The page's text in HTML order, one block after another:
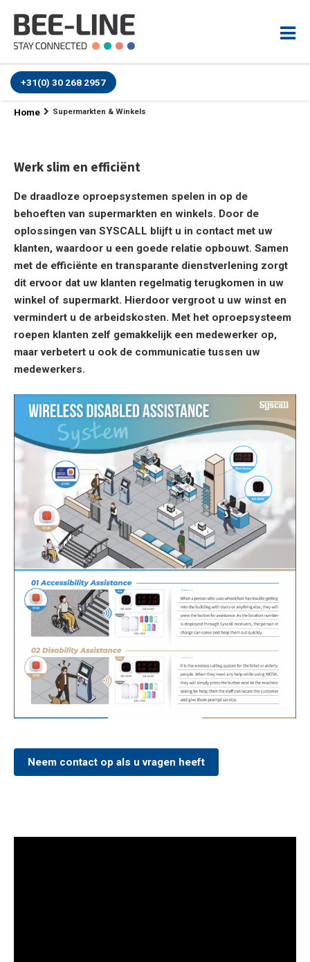
+31(0) 30 268 2957
Home Supermarkten & Winkels
Werk slim en efficiënt
De draadloze oproepsystemen spelen in op de
behoeften van supermarkten en winkels. Door de
oplossingen van SYSCALL blijft u in contact met uw
klanten, waardoor u een goede relatie opbouwt. Samen
met de efficiënte en transparante dienstverlening zorgt
dit ervoor dat uw klanten regelmatig terugkomen in uw
winkel of supermarkt. Hierdoor vergroot u uw winst en
vermindert u de arbeidskosten. Met het oproepsysteem
roepen klanten zelf gemakkelijk een medewerker op,
maar verbetert u ook de communicatie tussen uw
medewerkers.
Neem contact op als u vragen heeft